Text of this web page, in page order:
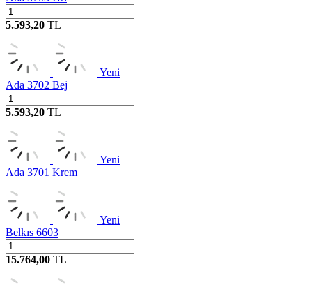
5.593,20 TL
Yeni
Ada 3702 Bej
5.593,20 TL
Yeni
Ada 3701 Krem
Yeni
Belkıs 6603
15.764,00 TL